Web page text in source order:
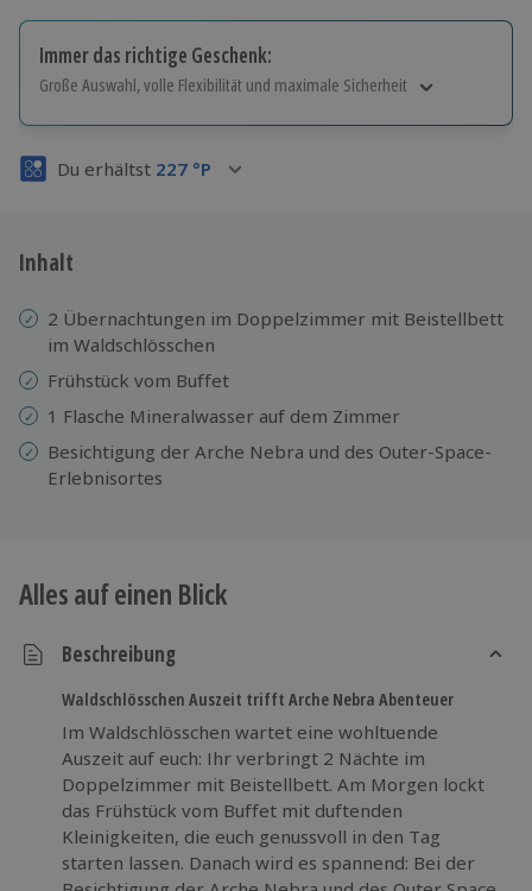
Immer das richtige Geschenk:
Große Auswahl, volle Flexibilität und maximale Sicherheit
Volle Flexibilität
3 Jahre gültig & verlängerbar.
Du erhältst 227 °P
Inhalt
2 Übernachtungen im Doppelzimmer mit Beistellbett
im Waldschlösschen
Frühstück vom Buffet
1 Flasche Mineralwasser auf dem Zimmer
Besichtigung der Arche Nebra und des Outer-Space-
Erlebnisortes
Alles auf einen Blick
Beschreibung
Waldschlösschen Auszeit trifft Arche Nebra Abenteuer
Im Waldschlösschen wartet eine wohltuende
Auszeit auf euch: Ihr verbringt 2 Nächte im
Doppelzimmer mit Beistellbett. Am Morgen lockt
das Frühstück vom Buffet mit duftenden
Kleinigkeiten, die euch genussvoll in den Tag
starten lassen. Danach wird es spannend: Bei der